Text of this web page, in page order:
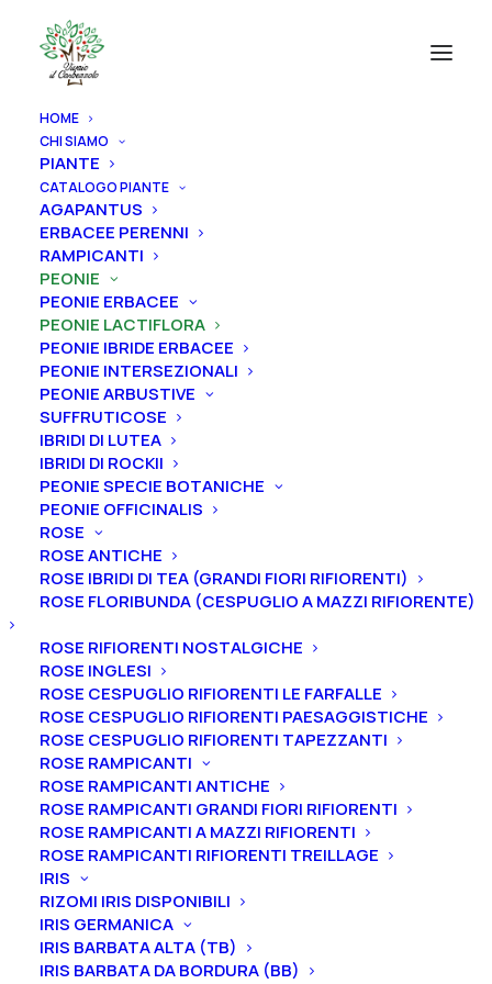
HOME
CHI SIAMO
PIANTE
CATALOGO PIANTE
AGAPANTUS
ERBACEE PERENNI
RAMPICANTI
PEONIE
PEONIE ERBACEE
PEONIE LACTIFLORA
PEONIE IBRIDE ERBACEE
PEONIE INTERSEZIONALI
PEONIE ARBUSTIVE
SUFFRUTICOSE
IBRIDI DI LUTEA
IBRIDI DI ROCKII
PEONIE SPECIE BOTANICHE
PEONIE OFFICINALIS
ROSE
ROSE ANTICHE
ROSE IBRIDI DI TEA (GRANDI FIORI RIFIORENTI)
ROSE FLORIBUNDA (CESPUGLIO A MAZZI RIFIORENTE)
ROSE RIFIORENTI NOSTALGICHE
ROSE INGLESI
ROSE CESPUGLIO RIFIORENTI LE FARFALLE
ROSE CESPUGLIO RIFIORENTI PAESAGGISTICHE
ROSE CESPUGLIO RIFIORENTI TAPEZZANTI
ROSE RAMPICANTI
ROSE RAMPICANTI ANTICHE
ROSE RAMPICANTI GRANDI FIORI RIFIORENTI
ROSE RAMPICANTI A MAZZI RIFIORENTI
ROSE RAMPICANTI RIFIORENTI TREILLAGE
IRIS
RIZOMI IRIS DISPONIBILI
IRIS GERMANICA
IRIS BARBATA ALTA (TB)
IRIS BARBATA DA BORDURA (BB)
Home Peonie
Peonie lactiflora
Peonia lactiflora “Pink Hawaiian Coral”
Peonia lactiflora “Pink
Hawaiian Coral”